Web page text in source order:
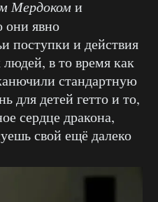
Мердокоми
они явно
поступки и действия
в то время как
стандартную
для детей гетто и то,
сердце дракона,
свой ещё далеко